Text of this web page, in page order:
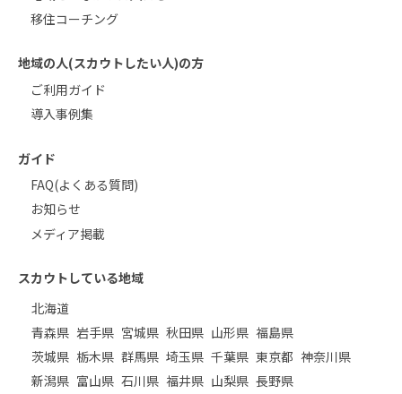
移住コーチング
地域の人(スカウトしたい人)の方
ご利用ガイド
導入事例集
ガイド
FAQ(よくある質問)
お知らせ
メディア掲載
スカウトしている地域
北海道
青森県 岩手県 宮城県 秋田県 山形県 福島県
茨城県 栃木県 群馬県 埼玉県 千葉県 東京都 神奈川県
新潟県 富山県 石川県 福井県 山梨県 長野県